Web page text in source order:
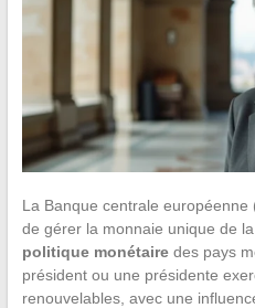
La Banque centrale européenne
de gérer la monnaie unique de
politique monétairedes pays
président ou une présidente
renouvelables, avec une